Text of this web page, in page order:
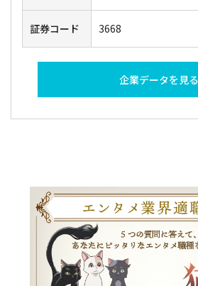
証券コード 3668
企業データを見る